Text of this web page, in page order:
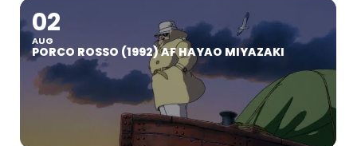
02
AUG
PORCO ROSSO (1992) AF HAYAO MIYAZAKI